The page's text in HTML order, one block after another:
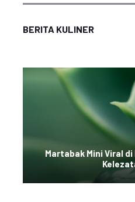
BERITA KULINER
Martabak Mini Viral